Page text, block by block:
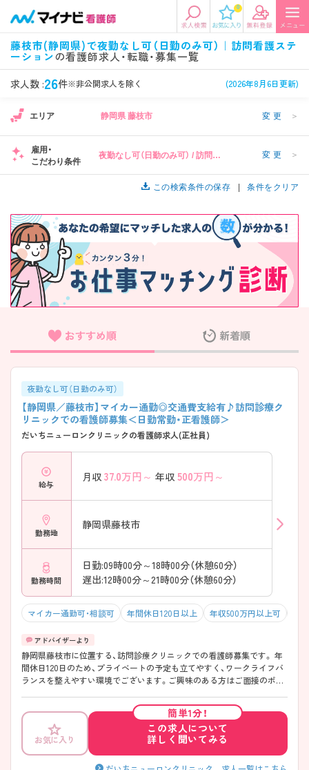
0
藤枝市(静岡県)で夜勤なし可（日勤のみ可）｜訪問看護ステ
ーションの看護師求人・転職・募集一覧
求人数 :26件※非公開求人を除く (2026年8月6日更新)
エリアから探す
エリアから探す 駅・路線から探す
関東
東海 関西
九州・沖縄
希望の求人条件を選択
条件項目の選択に戻る
資格
施設形態
病院、クリニック・診療所など
担当業務
病棟、外来など
美容外科、
循環器内科など
未経験歓迎、
土日祝休みなど
年収
年収500万円以上など 正社員、契約社員など
フリーワード検索
エリア 静岡県 藤枝市 変更 ＞
雇用・
こだわり条件
夜勤なし可（日勤のみ可） / 訪問看
変更 ＞
この検索条件の保存 条件をクリア
おすすめ順 新着順
夜勤なし可（日勤のみ可）
【静岡県／藤枝市】マイカー通勤◎交通費支給有♪訪問診療ク
リニックでの看護師募集＜日勤常勤・正看護師＞
だいちニューロンクリニックの看護師求人(正社員)
給与
月収 37.0万円～ 年収 500万円～
勤務地
静岡県藤枝市
勤務時間
日勤:09時00分～18時00分（休憩60分）
遅出:12時00分～21時00分（休憩60分）
マイカー通勤可・相談可 年間休日120日以上 年収500万円以上可
静岡県藤枝市に位置する、訪問診療クリニックでの看護師募集です。 年
間休日120日のため、プライベートの予定も立てやすく、ワークライフバ
ランスを整えやすい環境でございます。ご興味のある方はご面接のポイ
お気に入り
簡単1分！
この求人について
詳しく聞いてみる